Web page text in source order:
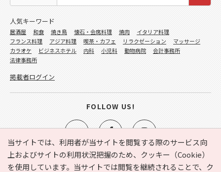
当サイトでは、利用者が当サイトを閲覧する際のサービス向
上およびサイトの利用状況把握のため、クッキー（Cookie）
を使用しています。当サイトでは閲覧を継続されることで、ク
e-NAVITA（イーナビタ）とは？ お気に入り ヘルプ
人気キーワード
居酒屋 和食 焼き鳥 懐石・会席料理 焼肉
イタリア料理
フランス料理
アジア料理 喫茶・カフェ リラクゼーション
マッサージ
カラオケ
ビジネスホテル 内科 小児科 動物病院
会計事務所
法律事務所
掲載者ログイン
FOLLOW US!